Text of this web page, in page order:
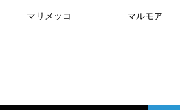
マリメッコ マルモア